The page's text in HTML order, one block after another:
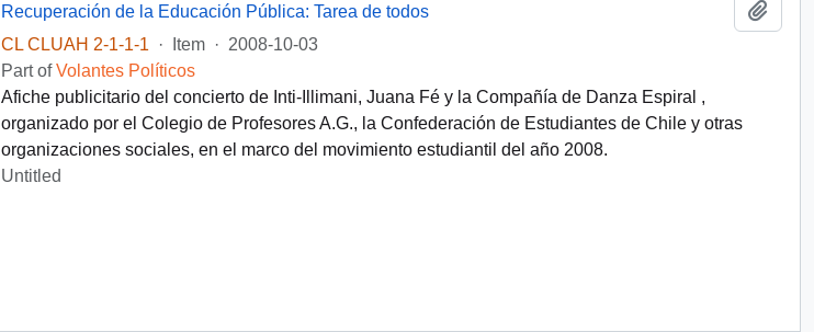
Recuperación de la Educación Pública: Tarea de todos
CL CLUAH 2-1-1-1
· Item · 2008-10-03
Part ofVolantes Políticos
Afiche publicitario del concierto de Inti-Illimani, Juana Fé y la Compañía de Danza Espiral ,
organizado por el Colegio de Profesores A.G., la Confederación de Estudiantes de Chile y otras
organizaciones sociales, en el marco del movimiento estudiantil del año 2008.
Untitled